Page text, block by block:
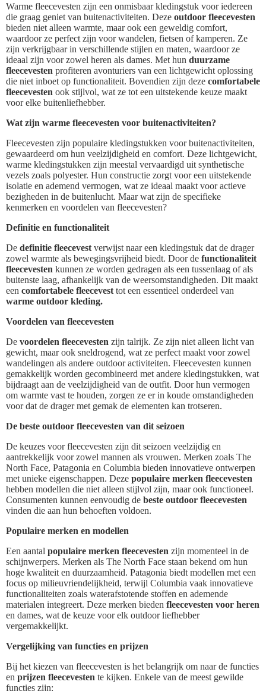
Warme fleecevesten zijn een onmisbaar kledingstuk voor iedereen
die graag geniet van buitenactiviteiten. Deze outdoor fleecevesten
bieden niet alleen warmte, maar ook een geweldig comfort,
waardoor ze perfect zijn voor wandelen, fietsen of kamperen. Ze
zijn verkrijgbaar in verschillende stijlen en maten, waardoor ze
ideaal zijn voor zowel heren als dames. Met hun duurzame
fleecevesten profiteren avonturiers van een lichtgewicht oplossing
die niet inboet op functionaliteit. Bovendien zijn deze comfortabele
fleecevesten ook stijlvol, wat ze tot een uitstekende keuze maakt
voor elke buitenliefhebber.
Wat zijn warme fleecevesten voor buitenactiviteiten?
Fleecevesten zijn populaire kledingstukken voor buitenactiviteiten,
gewaardeerd om hun veelzijdigheid en comfort. Deze lichtgewicht,
warme kledingstukken zijn meestal vervaardigd uit synthetische
vezels zoals polyester. Hun constructie zorgt voor een uitstekende
isolatie en ademend vermogen, wat ze ideaal maakt voor actieve
bezigheden in de buitenlucht. Maar wat zijn de specifieke
kenmerken en voordelen van fleecevesten?
Definitie en functionaliteit
De definitie fleecevest verwijst naar een kledingstuk dat de drager
zowel warmte als bewegingsvrijheid biedt. Door de functionaliteit
fleecevesten kunnen ze worden gedragen als een tussenlaag of als
buitenste laag, afhankelijk van de weersomstandigheden. Dit maakt
een comfortabele fleecevest tot een essentieel onderdeel van
warme outdoor kleding.
Voordelen van fleecevesten
De voordelen fleecevesten zijn talrijk. Ze zijn niet alleen licht van
gewicht, maar ook sneldrogend, wat ze perfect maakt voor zowel
wandelingen als andere outdoor activiteiten. Fleecevesten kunnen
gemakkelijk worden gecombineerd met andere kledingstukken, wat
bijdraagt aan de veelzijdigheid van de outfit. Door hun vermogen
om warmte vast te houden, zorgen ze er in koude omstandigheden
voor dat de drager met gemak de elementen kan trotseren.
De beste outdoor fleecevesten van dit seizoen
De keuzes voor fleecevesten zijn dit seizoen veelzijdig en
aantrekkelijk voor zowel mannen als vrouwen. Merken zoals The
North Face, Patagonia en Columbia bieden innovatieve ontwerpen
met unieke eigenschappen. Deze populaire merken fleecevesten
hebben modellen die niet alleen stijlvol zijn, maar ook functioneel.
Consumenten kunnen eenvoudig de beste outdoor fleecevesten
vinden die aan hun behoeften voldoen.
Populaire merken en modellen
Een aantal populaire merken fleecevesten zijn momenteel in de
schijnwerpers. Merken als The North Face staan bekend om hun
hoge kwaliteit en duurzaamheid. Patagonia biedt modellen met een
focus op milieuvriendelijkheid, terwijl Columbia vaak innovatieve
functionaliteiten zoals waterafstotende stoffen en ademende
materialen integreert. Deze merken bieden fleecevesten voor heren
en dames, wat de keuze voor elk outdoor liefhebber
vergemakkelijkt.
Vergelijking van functies en prijzen
Bij het kiezen van fleecevesten is het belangrijk om naar de functies
en prijzen fleecevesten te kijken. Enkele van de meest gewilde
functies zijn: